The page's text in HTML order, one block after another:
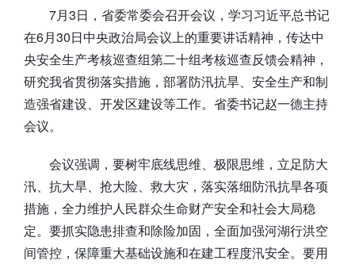
7月3日，省委常委会召开会议，学习习近平总书记
在6月30日中央政治局会议上的重要讲话精神，传达中
央安全生产考核巡查组第二十组考核巡查反馈会精神，
研究我省贯彻落实措施，部署防汛抗旱、安全生产和制
造强省建设、开发区建设等工作。省委书记赵一德主持
会议。
会议强调，要树牢底线思维、极限思维，立足防大
汛、抗大旱、抢大险、救大灾，落实落细防汛抗旱各项
措施，全力维护人民群众生命财产安全和社会大局稳
定。要抓实隐患排查和除险加固，全面加强河湖行洪空
间管控，保障重大基础设施和在建工程度汛安全。要用